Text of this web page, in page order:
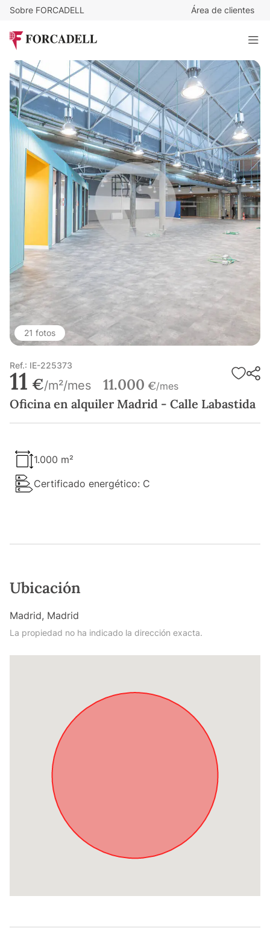
Sobre FORCADELL Área de clientes
Oficina en alquiler Madrid - Calle Labastida
1.000 m²
21 fotos
Ref.: IE-225373
11 €/m²/mes 11.000 €/mes
Oficina en alquiler Madrid - Calle Labastida
1.000 m²
Certificado energético: C
Ubicación
Madrid, Madrid
La propiedad no ha indicado la dirección exacta.